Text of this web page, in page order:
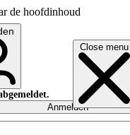
de hoofdinhoud
Close menu
Anmelden